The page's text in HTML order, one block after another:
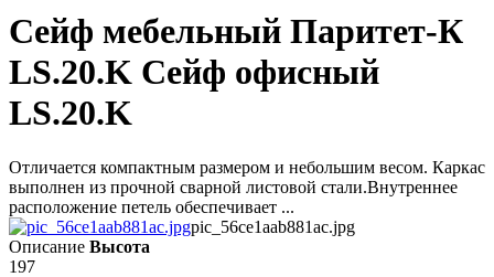
Сейф мебельный Паритет-К
LS.20.K Сейф офисный
LS.20.K
Отличается компактным размером и небольшим весом. Каркас
выполнен из прочной сварной листовой стали.Внутреннее
расположение петель обеспечивает ...
pic_56ce1aab881ac.jpg
Описание Высота
197